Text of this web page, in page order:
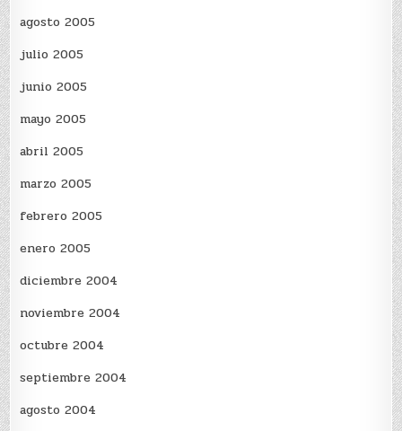
agosto 2005
julio 2005
junio 2005
mayo 2005
abril 2005
marzo 2005
febrero 2005
enero 2005
diciembre 2004
noviembre 2004
octubre 2004
septiembre 2004
agosto 2004